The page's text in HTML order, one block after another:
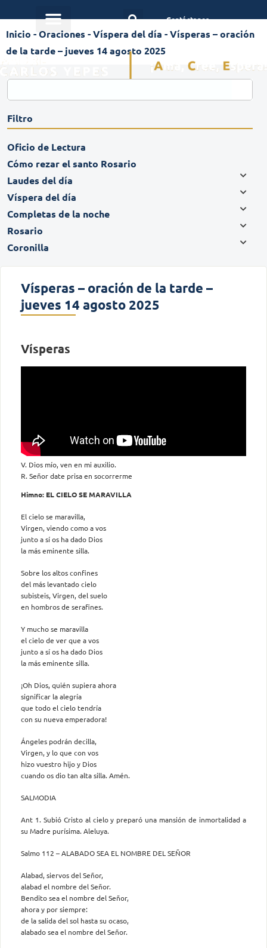
Contáctanos
Inicio -Oraciones -Víspera del día -Vísperas – oración
de la tarde – jueves 14 agosto 2025
Filtro
Oficio de Lectura
Cómo rezar el santo Rosario
Laudes del día
Víspera del día
Completas de la noche
Rosario
Coronilla
Vísperas – oración de la tarde –
jueves 14 agosto 2025
Vísperas
V. Dios mío, ven en mi auxilio.
R. Señor date prisa en socorrerme
Himno: EL CIELO SE MARAVILLA
El cielo se maravilla,
Virgen, viendo como a vos
junto a sí os ha dado Dios
la más eminente silla.
Sobre los altos confines
del más levantado cielo
subisteis, Virgen, del suelo
en hombros de serafines.
Y mucho se maravilla
el cielo de ver que a vos
junto a sí os ha dado Dios
la más eminente silla.
¡Oh Dios, quién supiera ahora
significar la alegría
que todo el cielo tendría
con su nueva emperadora!
Ángeles podrán decilla,
Virgen, y lo que con vos
hizo vuestro hijo y Dios
cuando os dio tan alta silla. Amén.
SALMODIA
Ant 1. Subió Cristo al cielo y preparó una mansión de inmortalidad a
su Madre purísima. Aleluya.
Salmo 112 – ALABADO SEA EL NOMBRE DEL SEÑOR
Alabad, siervos del Señor,
alabad el nombre del Señor.
Bendito sea el nombre del Señor,
ahora y por siempre:
de la salida del sol hasta su ocaso,
alabado sea el nombre del Señor.